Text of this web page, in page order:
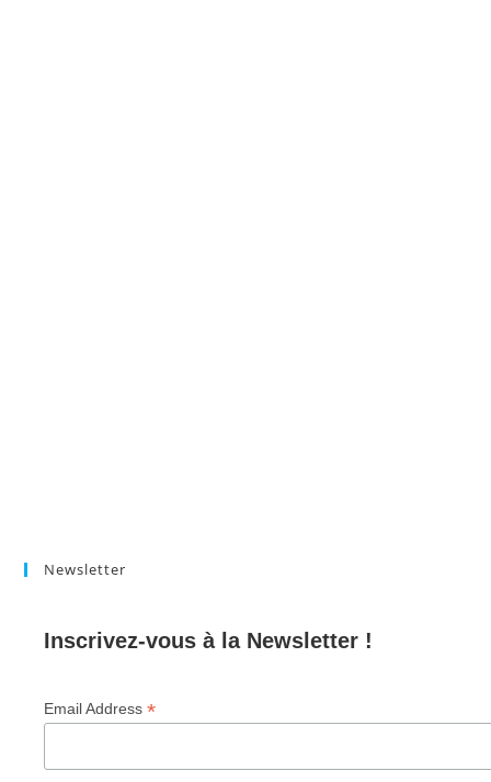
Newsletter
Inscrivez-vous à la Newsletter !
Email Address*